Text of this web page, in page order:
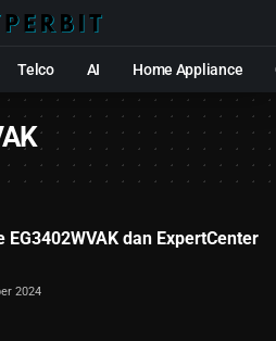
Telco AI Home Appliance
dan ExpertCenter
2024